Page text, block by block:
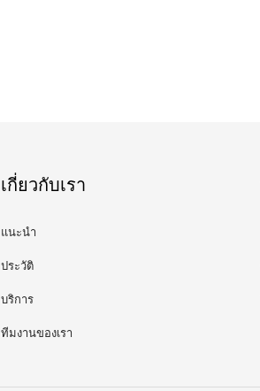
เกี่ยวกับเรา
แนะนำ
ประวัติ
บริการ
ทีมงานของเรา